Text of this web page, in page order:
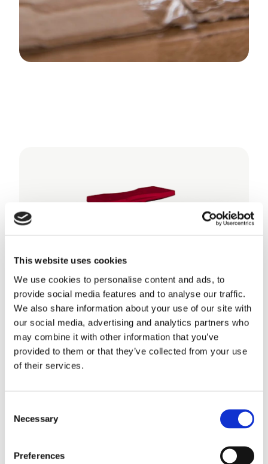
This website uses cookies
We use cookies to personalise content and ads, to
provide social media features and to analyse our traffic.
We also share information about your use of our site with
our social media, advertising and analytics partners who
may combine it with other information that you’ve
provided to them or that they’ve collected from your use
of their services.
Selection
Necessary
Preferences
WeLoc BoxLoc